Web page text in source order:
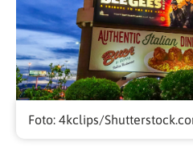
Foto: 4kclips/